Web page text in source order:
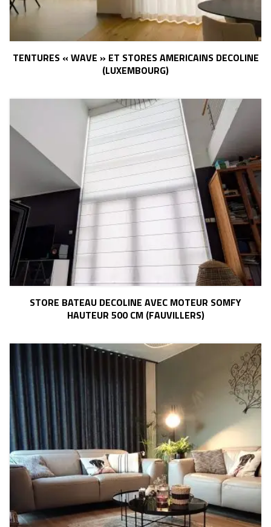
TENTURES « WAVE » ET STORES AMERICAINS DECOLINE
(LUXEMBOURG)
STORE BATEAU DECOLINE AVEC MOTEUR SOMFY
HAUTEUR 500 CM (FAUVILLERS)